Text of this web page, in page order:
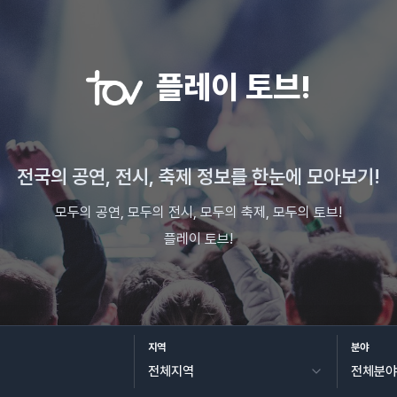
플레이 토브!
전국의 공연, 전시, 축제 정보를 한눈에 모아보기!
모두의 공연, 모두의 전시, 모두의 축제, 모두의 토브!
플레이 토브!
지역 분야